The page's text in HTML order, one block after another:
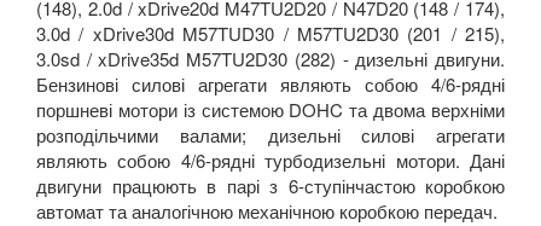
(148), 2.0d / xDrive20d M47TU2D20 / N47D20 (148 / 174),
3.0d / xDrive30d M57TUD30 / M57TU2D30 (201 / 215),
3.0sd / xDrive35d M57TU2D30 (282) - дизельні двигуни.
Бензинові силові агрегати являють собою 4/6-рядні
поршневі мотори із системою DOHC та двома верхніми
розподільчими валами; дизельні силові агрегати
являють собою 4/6-рядні турбодизельні мотори. Дані
двигуни працюють в парі з 6-ступінчастою коробкою
автомат та аналогічною механічною коробкою передач.